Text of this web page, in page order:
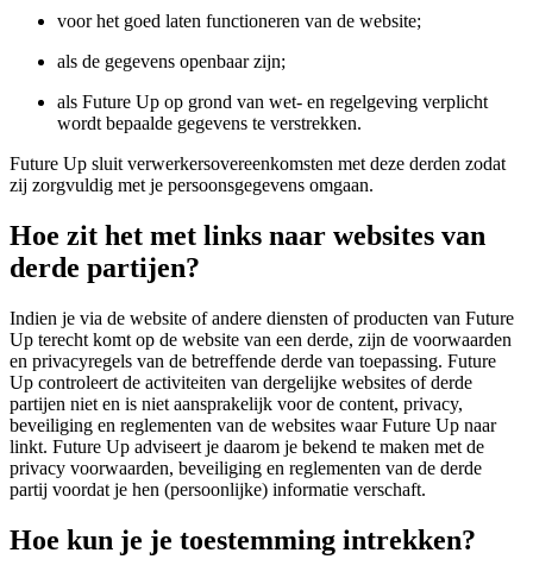
voor het goed laten functioneren van de website;
als de gegevens openbaar zijn;
als Future Up op grond van wet- en regelgeving verplicht
wordt bepaalde gegevens te verstrekken.
Future Up sluit verwerkersovereenkomsten met deze derden zodat
zij zorgvuldig met je persoonsgegevens omgaan.
Hoe zit het met links naar websites van
derde partijen?
Indien je via de website of andere diensten of producten van Future
Up terecht komt op de website van een derde, zijn de voorwaarden
en privacyregels van de betreffende derde van toepassing. Future
Up controleert de activiteiten van dergelijke websites of derde
partijen niet en is niet aansprakelijk voor de content, privacy,
beveiliging en reglementen van de websites waar Future Up naar
linkt. Future Up adviseert je daarom je bekend te maken met de
privacy voorwaarden, beveiliging en reglementen van de derde
partij voordat je hen (persoonlijke) informatie verschaft.
Hoe kun je je toestemming intrekken?